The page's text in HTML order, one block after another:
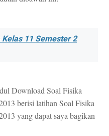
11 Semester 2
Download Soal Fisika
berisi latihan Soal Fisika
yang dapat saya bagikan